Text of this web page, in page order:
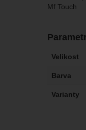
Mf Touch
Velikost
Barva
Varianty